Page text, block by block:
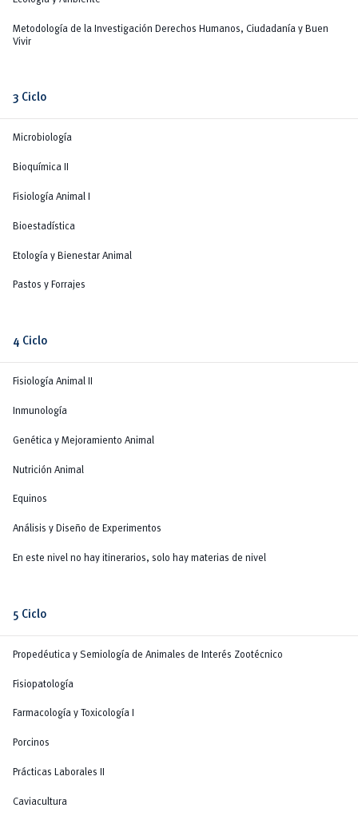
Metodología de la Investigación Derechos Humanos, Ciudadanía y Buen
Vivir
3 Ciclo
Microbiología
Bioquímica II
Fisiología Animal I
Bioestadística
Etología y Bienestar Animal
Pastos y Forrajes
4 Ciclo
Fisiología Animal II
Inmunología
Genética y Mejoramiento Animal
Nutrición Animal
Equinos
Análisis y Diseño de Experimentos
En este nivel no hay itinerarios, solo hay materias de nivel
5 Ciclo
Propedéutica y Semiología de Animales de Interés Zootécnico
Fisiopatología
Farmacología y Toxicología I
Porcinos
Prácticas Laborales II
Caviacultura